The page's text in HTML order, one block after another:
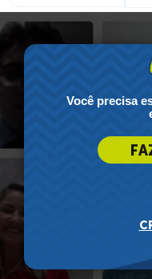
...
Você precisa